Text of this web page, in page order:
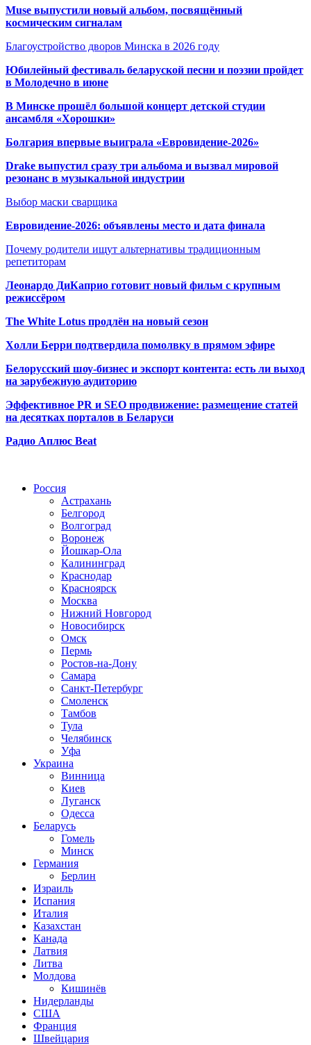
Muse выпустили новый альбом, посвящённый
космическим сигналам
Благоустройство дворов Минска в 2026 году
Юбилейный фестиваль беларуской песни и поэзии пройдет
в Молодечно в июне
В Минске прошёл большой концерт детской студии
ансамбля «Хорошки»
Болгария впервые выиграла «Евровидение-2026»
Drake выпустил сразу три альбома и вызвал мировой
резонанс в музыкальной индустрии
Выбор маски сварщика
Евровидение-2026: объявлены место и дата финала
Почему родители ищут альтернативы традиционным
репетиторам
Леонардо ДиКаприо готовит новый фильм с крупным
режиссёром
The White Lotus продлён на новый сезон
Холли Берри подтвердила помолвку в прямом эфире
Белорусский шоу-бизнес и экспорт контента: есть ли выход
на зарубежную аудиторию
Эффективное PR и SEO продвижение: размещение статей
на десятках порталов в Беларуси
Радио Аплюс Beat
Россия
Астрахань
Белгород
Волгоград
Воронеж
Йошкар-Ола
Калининград
Краснодар
Красноярск
Москва
Нижний Новгород
Новосибирск
Омск
Пермь
Ростов-на-Дону
Самара
Санкт-Петербург
Смоленск
Тамбов
Тула
Челябинск
Уфа
Украина
Винница
Киев
Луганск
Одесса
Беларусь
Гомель
Минск
Германия
Берлин
Израиль
Испания
Италия
Казахстан
Канада
Латвия
Литва
Молдова
Кишинёв
Нидерланды
США
Франция
Швейцария